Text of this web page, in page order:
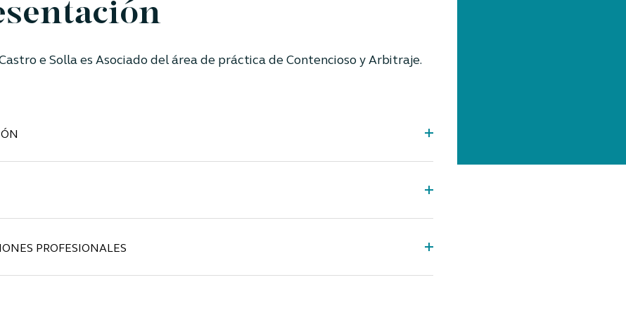
e Solla es Asociado del área de práctica de Contencioso y Arbitraje.
PROFESIONALES